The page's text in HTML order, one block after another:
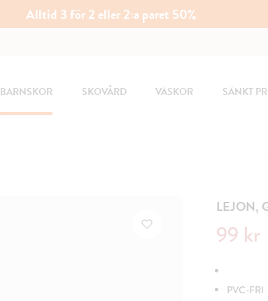
Alltid 3 för 2 eller 2:a paret 50%
BARNSKOR SKOVÅRD VÄSKOR SÄNKT
LEJON,
Nuvarande
99 kr
PVC-FRI